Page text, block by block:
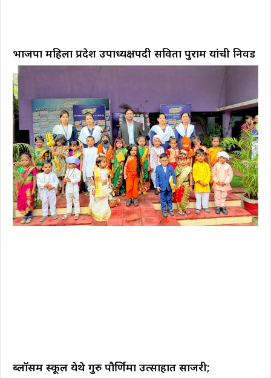
भाजपा महिला प्रदेश उपाध्यक्षपदी सविता पुराम यांची निवड
ब्लॉसम स्कूल येथे गुरु पौर्णिमा उत्साहात साजरी;